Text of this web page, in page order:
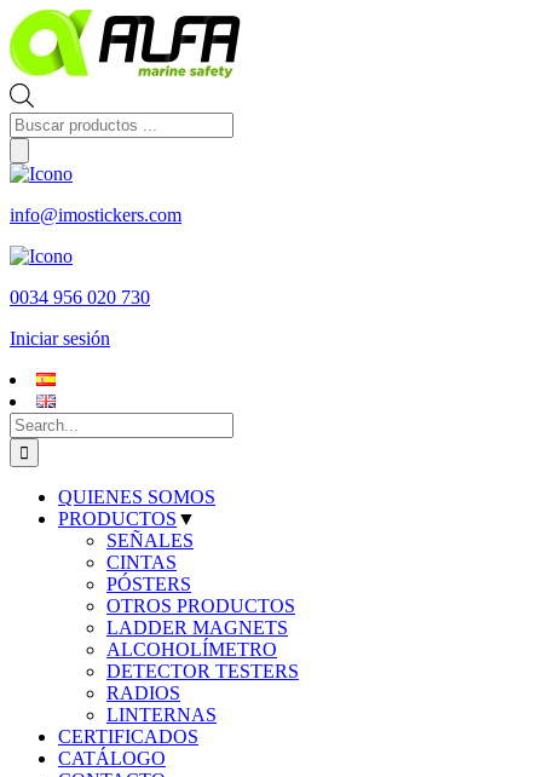
Skip
to
content
Búsqueda
de
productos
info@imostickers.com
0034 956 020 730
Iniciar sesión
Search
for:
QUIENES SOMOS
PRODUCTOS ▼
SEÑALES
CINTAS
PÓSTERS
OTROS PRODUCTOS
LADDER MAGNETS
ALCOHOLÍMETRO
DETECTOR TESTERS
RADIOS
LINTERNAS
CERTIFICADOS
CATÁLOGO